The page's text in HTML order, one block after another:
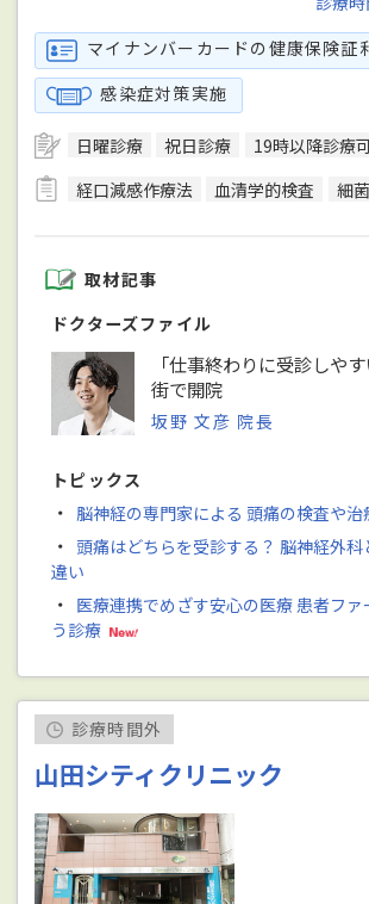
マイナンバーカードの健康保険証
感染症対策実施
日曜診療 祝日診療 19時以降診療
経口減感作療法
血清学的検査 細
取材記事
ドクターズファイル
「仕事終わりに受診しや
街で開院
坂野 文彦 院長
トピックス
・ 脳神経の専門家による 頭痛の検査や治
・ 頭痛はどちらを受診する？ 脳神経外科
違い
・ 医療連携でめざす安心の医療 患者ファ
う診療
診療時間外
山田シティクリニック